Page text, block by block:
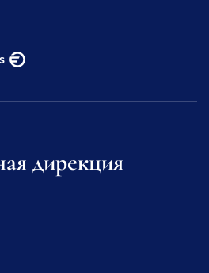
дирекция